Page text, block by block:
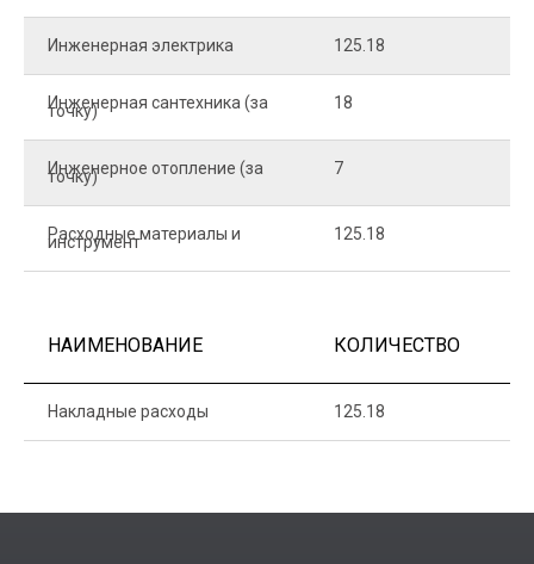
Инженерная электрика 125.18
Инженерная сантехника (за
точку) 18
Инженерное отопление (за
точку) 7
Расходные материалы и
инструмент 125.18
НАИМЕНОВАНИЕ КОЛИЧЕСТВО
Накладные расходы 125.18